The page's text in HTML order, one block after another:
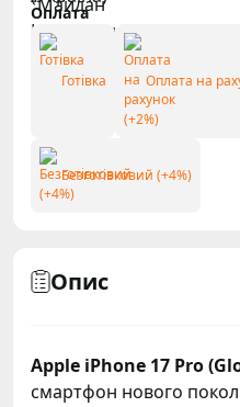
Оплата
Готівка Оплата на
Безготівковий (+4%)
Опис
Apple iPhone 17 Pro
смартфон нового